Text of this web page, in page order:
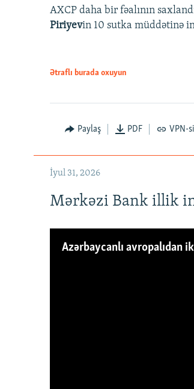
AXCP daha bir fəalının
Piriyevin 10 sutka müddətinə
Ətraflı burada oxuyun
Paylaş PDF VPN-
İyul 31, 2026
Mərkəzi Bank illik